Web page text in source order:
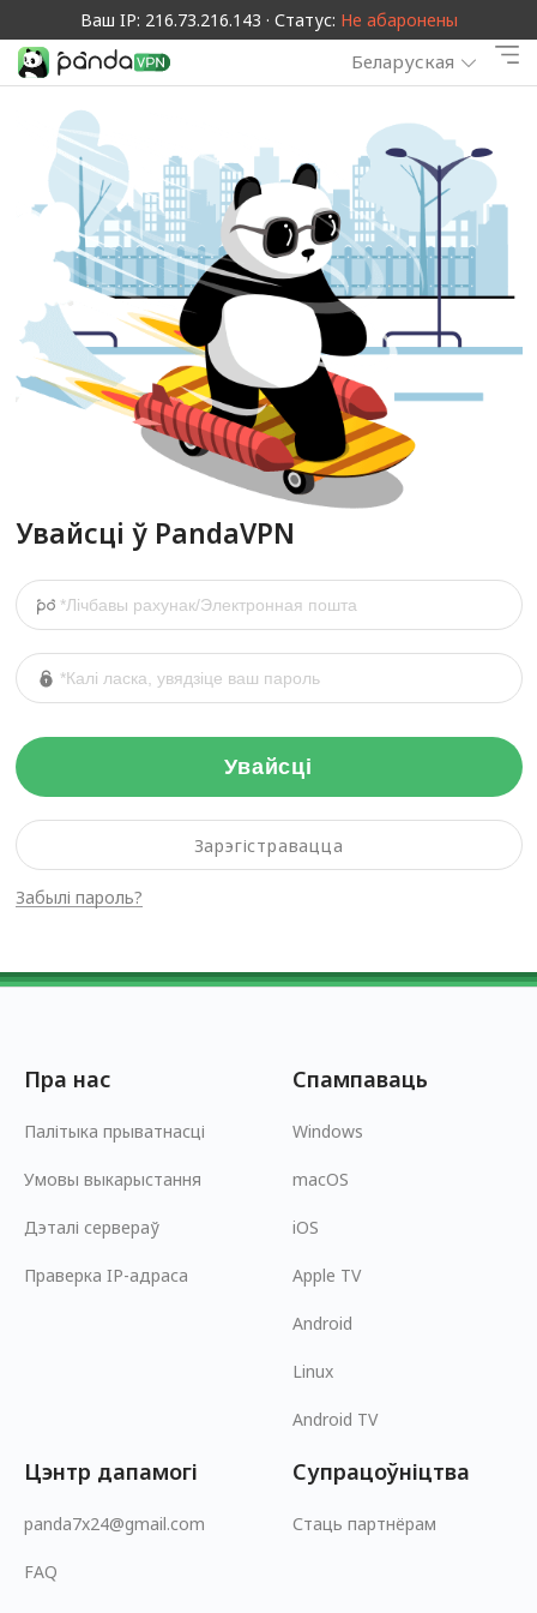
Ваш IP: 216.73.216.143 · Статус: Не абаронены
Беларуская
Увайсці ў PandaVPN
Увайсці
Забылі пароль?
Зарэгістравацца
Пра нас
Палітыка прыватнасці
Умовы выкарыстання
Дэталі сервераў
Праверка IP-адраса
Спампаваць
Windows
macOS
iOS
Apple TV
Android
Linux
Android TV
Цэнтр дапамогі
panda7x24@gmail.com
FAQ
Супрацоўніцтва
Стаць партнёрам